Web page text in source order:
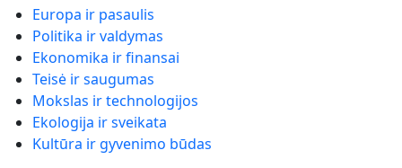
Europa ir pasaulis
Politika ir valdymas
Ekonomika ir finansai
Teisė ir saugumas
Mokslas ir technologijos
Ekologija ir sveikata
Kultūra ir gyvenimo būdas